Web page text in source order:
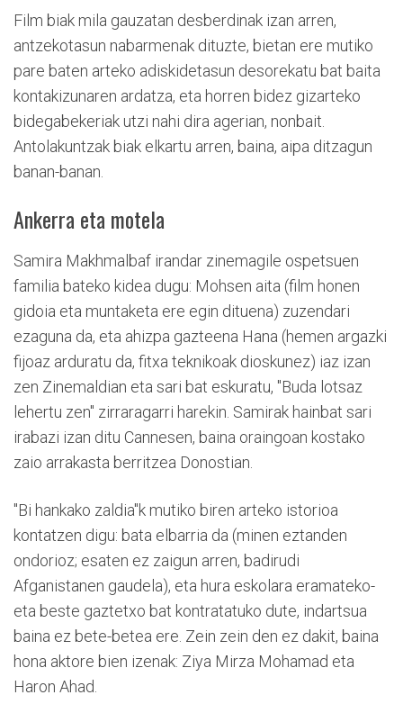
Film biak mila gauzatan desberdinak izan arren,
antzekotasun nabarmenak dituzte, bietan ere mutiko
pare baten arteko adiskidetasun desorekatu bat baita
kontakizunaren ardatza, eta horren bidez gizarteko
bidegabekeriak utzi nahi dira agerian, nonbait.
Antolakuntzak biak elkartu arren, baina, aipa ditzagun
banan-banan.
Ankerra eta motela
Samira Makhmalbaf irandar zinemagile ospetsuen
familia bateko kidea dugu: Mohsen aita (film honen
gidoia eta muntaketa ere egin dituena) zuzendari
ezaguna da, eta ahizpa gazteena Hana (hemen argazki
fijoaz arduratu da, fitxa teknikoak dioskunez) iaz izan
zen Zinemaldian eta sari bat eskuratu, "Buda lotsaz
lehertu zen" zirraragarri harekin. Samirak hainbat sari
irabazi izan ditu Cannesen, baina oraingoan kostako
zaio arrakasta berritzea Donostian.
"Bi hankako zaldia"k mutiko biren arteko istorioa
kontatzen digu: bata elbarria da (minen eztanden
ondorioz; esaten ez zaigun arren, badirudi
Afganistanen gaudela), eta hura eskolara eramateko-
eta beste gaztetxo bat kontratatuko dute, indartsua
baina ez bete-betea ere. Zein zein den ez dakit, baina
hona aktore bien izenak: Ziya Mirza Mohamad eta
Haron Ahad.